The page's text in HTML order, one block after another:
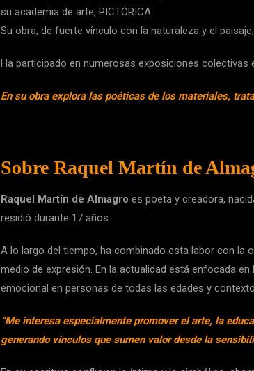
su academia de arte, PICTÓRICA.
Su obra, de fuerte vínculo con la naturaleza y el
Ha participado en numerosas exposiciones colectivas
En su obra explora las poéticas de los materiales,
Sobre Raquel Martín de
Raquel Martín de Almagro es poeta y creadora,
residió durante 17 años
A lo largo del tiempo, ha combinado esta labor con la
medio de expresión. En la actualidad está enfocada
emocional en personas de todas las edades y
“Me interesa especialmente promover el arte, la
generando vínculos que sumen valor desde la